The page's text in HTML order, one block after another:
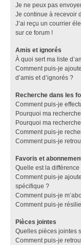
Je ne peux pas
Je continue à recevoir
J’ai reçu un courrier
sur ce forum !
Amis et ignorés
À quoi sert ma liste
Comment puis-je
d’amis et d’ignorés ?
Recherche dans les
Comment puis-je
Pourquoi ma
Pourquoi ma
Comment puis-je
Comment puis-je
Favoris et
Quelle est la
Comment puis-je
spécifique ?
Comment puis-je
Comment puis-je
Pièces jointes
Quelles pièces jointes
Comment puis-je